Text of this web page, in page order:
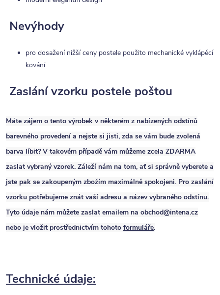
Nevýhody
pro dosažení nižší ceny postele použito mechanické vyklápěcí
kování
Zaslání vzorku postele poštou
Máte zájem o tento výrobek v některém z nabízených odstínů
barevného provedení a nejste si jisti, zda se vám bude zvolená
barva líbit? V takovém případě vám můžeme zcela ZDARMA
zaslat vybraný vzorek. Záleží nám na tom, ať si správně vyberete a
jste pak se zakoupeným zbožím maximálně spokojeni. Pro zaslání
vzorku potřebujeme znát vaší adresu a název vybraného odstínu.
Tyto údaje nám můžete zaslat emailem na obchod@intena.cz
nebo je vložit prostřednictvím tohoto formuláře.
Technické údaje: